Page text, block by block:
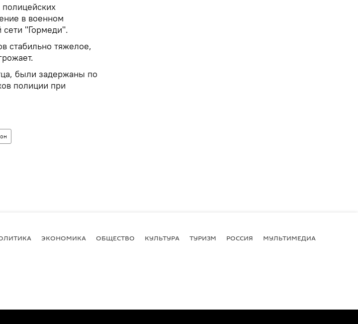
в военном
"Гормеди".
стабильно тяжелое,
были задержаны по
полиции при
ЭКОНОМИКА ОБЩЕСТВО КУЛЬТУРА ТУРИЗМ РОССИЯ МУЛЬТИМЕДИА